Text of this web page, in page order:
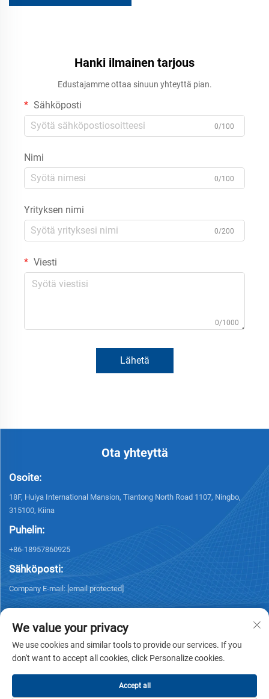
Hanki ilmainen tarjous
Edustajamme ottaa sinuun yhteyttä pian.
Sähköposti
0/100
Nimi
0/100
Yrityksen nimi
0/200
Viesti
0/1000
Lähetä
Ota yhteyttä
Osoite:
18F, Huiya International Mansion, Tiantong North Road 1107, Ningbo,
315100, Kiina
Puhelin:
+86-18957860925
Sähköposti:
Company E-mail: [email protected]
Tietosuojakäytäntö
We value your privacy
We use cookies and similar tools to provide our services. If you
don't want to accept all cookies, click Personalize cookies.
Accept all